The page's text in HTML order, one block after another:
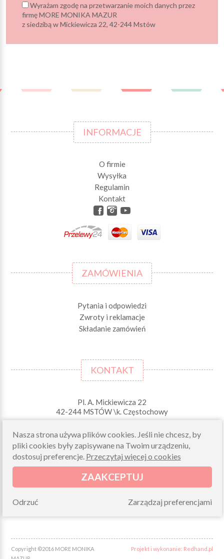
Wyrażam zgodę na przetwarzanie moich danych przez
firmę MORE MONIKA MAZUR
z siedzibą w Mickiewicza 22, 42-244 Mstów
INFORMACJE
O firmie
Wysyłka
Regulamin
Kontakt
ZAMÓWIENIA
Pytania i odpowiedzi
Zwroty i reklamacje
Składanie zamówień
KONTAKT
Pl. A. Mickiewicza 22
42-244 MSTÓW \k. Częstochowy
Odbiory osobiste (zamówienia opłacone on-line)
pn-pt 10.00-16.00
sklep@morelkowe.pl
+48 34 506 50 60
+48 34 506 50 70
Copyright ©2016 MORE MONIKA
Projekt i wykonanie: Redhand.pl
Nasza strona używa plików cookies. Jeśli nie chcesz, by
pliki cookies były zapisywane na Twoim urządzeniu,
dostosuj preferencje. Przeczytaj więcej o cookies
ZAAKCEPTUJ
Zarządzaj preferencjami
Odrzuć